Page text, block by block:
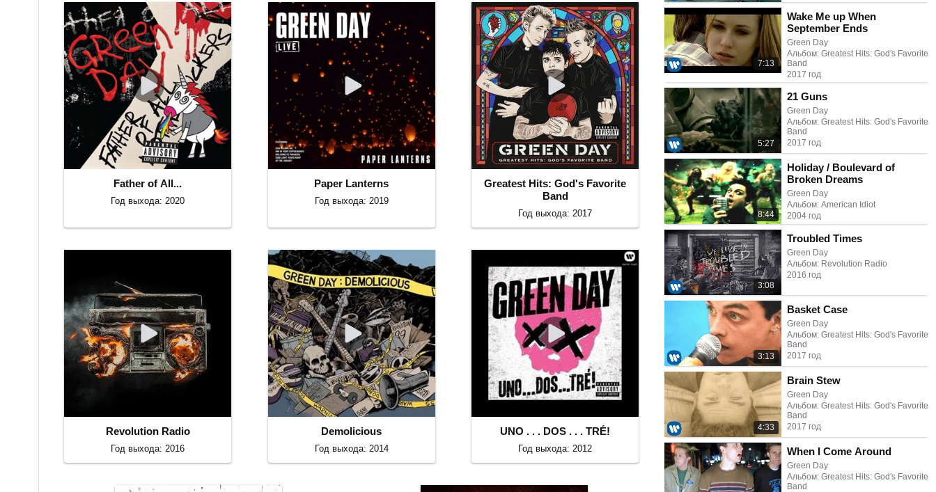
7:13
Wake Me up When
September Ends
Green Day
Альбом: Greatest Hits: God's Favorite
Band
2017 год
5:27
21 Guns
Green Day
Альбом: Greatest Hits: God's Favorite
Band
2017 год
8:44
Holiday / Boulevard of
Broken Dreams
Green Day
Альбом: American Idiot
2004 год
3:08
Troubled Times
Green Day
Альбом: Revolution Radio
2016 год
3:13
Basket Case
Green Day
Альбом: Greatest Hits: God's Favorite
Band
2017 год
4:33
Brain Stew
Green Day
Альбом: Greatest Hits: God's Favorite
Band
2017 год
When I Come Around
Green Day
Альбом: Greatest Hits: God's Favorite
Band
Father of All...
Год выхода: 2020
Paper Lanterns
Год выхода: 2019
Greatest Hits: God's Favorite
Band
Год выхода: 2017
Revolution Radio
Год выхода: 2016
Demolicious
Год выхода: 2014
UNO . . . DOS . . . TRÉ!
Год выхода: 2012